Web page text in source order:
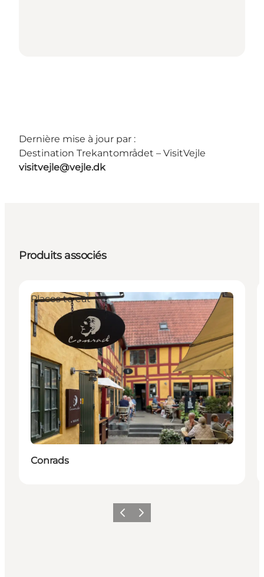
Dernière mise à jour par :
Destination Trekantområdet – VisitVejle
visitvejle@vejle.dk
Produits associés
Places to eat
Conrads
PrécédentSuivant